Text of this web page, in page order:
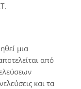
μια
από
και τα